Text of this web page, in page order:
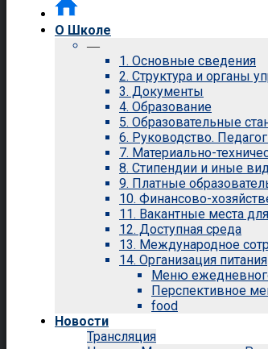
О Школе
—
1. Основные сведения
2. Структура и органы
3. Документы
4. Образование
5. Образовательные
6. Руководство.
7. Материально-
8. Стипендии и иные
9. Платные
10. Финансово-
11. Вакантные места
12. Доступная среда
13. Международное
14. Организация питания
Меню
Перспективное
food
Новости
Трансляция